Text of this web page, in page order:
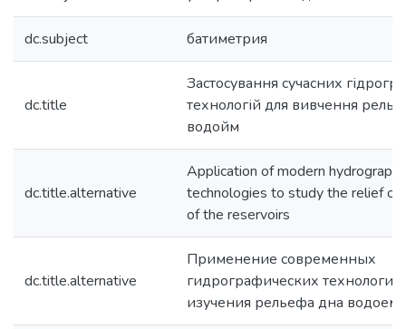
dc.subject батиметрия
dc.title
Застосування сучасних
технологій для вивчення
водойм
dc.title.alternative
Application of modern
technologies to study the relief
of the reservoirs
dc.title.alternative
Применение современных
гидрографических технологий
изучения рельефа дна